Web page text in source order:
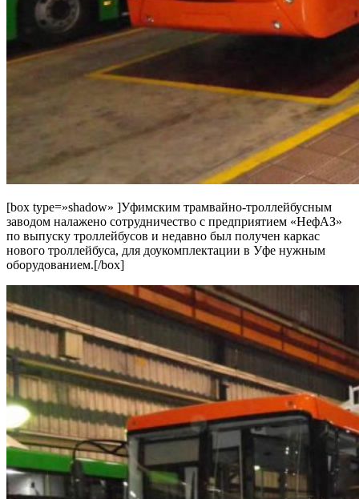
[box type=»shadow» ]Уфимским трамвайно-троллейбусным
заводом налажено сотрудничество с предприятием «НефАЗ»
по выпуску троллейбусов и недавно был получен каркас
нового троллейбуса, для доукомплектации в Уфе нужным
оборудованием.[/box]